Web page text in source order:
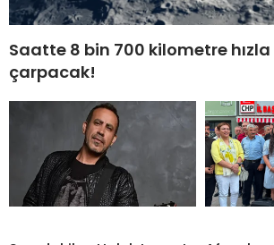
Saatte 8 bin 700 kilometre hızla
çarpacak!